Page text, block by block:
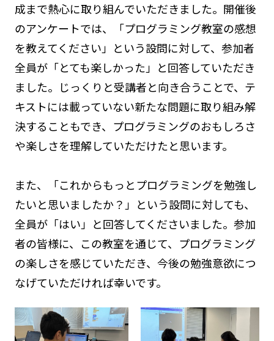
成まで熱心に取り組んでいただきました。開催後
のアンケートでは、「プログラミング教室の感想
を教えてください」という設問に対して、参加者
全員が「とても楽しかった」と回答していただき
ました。じっくりと受講者と向き合うことで、テ
キストには載っていない新たな問題に取り組み解
決することもでき、プログラミングのおもしろさ
や楽しさを理解していただけたと思います。
また、「これからもっとプログラミングを勉強し
たいと思いましたか？」という設問に対しても、
全員が「はい」と回答してくださいました。参加
者の皆様に、この教室を通じて、プログラミング
の楽しさを感じていただき、今後の勉強意欲につ
なげていただければ幸いです。